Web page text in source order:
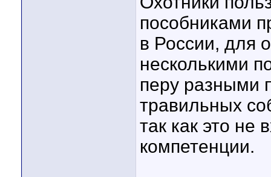
пособниками
в России, для
несколькими
перу разными
травильных
так как это не
компетенции.